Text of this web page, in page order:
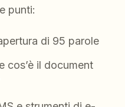
punti:
di 95 parole
cos’è il document